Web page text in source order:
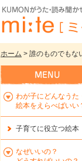
ホーム > 誰のものでも
わが子にどんなうた
絵本をえらべばいい
子育てに役立つ絵本
なぜいいの？